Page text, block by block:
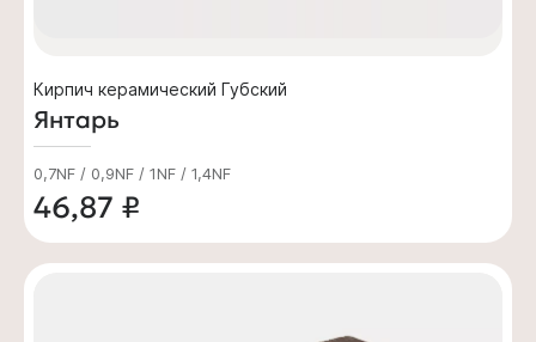
Кирпич керамический Губский
Янтарь
0,7NF / 0,9NF / 1NF / 1,4NF
46,87 ₽